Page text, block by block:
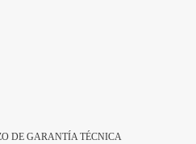
DE GARANTÍA TÉCNICA